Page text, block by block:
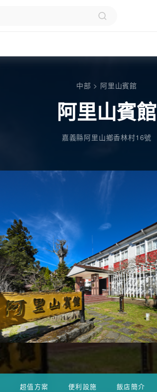
中部 > 阿里山賓館
阿里山賓館
嘉義縣阿里山鄉香林村16號
超值方案 便利設施 飯店簡介